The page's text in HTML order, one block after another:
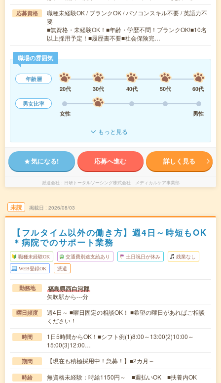
応募資格
職種未経験OK / ブランクOK / パソコンスキル不要 / 英語力不
要
■無資格・未経験OK！■年齢・学歴不問！ブランクOK!■10名
以上採用予定！■履歴書不要■社会保険完…
職場の雰囲気
年齢層
20代
30代 40代 50代
60代
男女比率
女性
男性
もっと見る
気になる! 応募へ進む 詳しく見る
派遣会社 日研トータルソーシング株式会社 メディカルケア事業部
未読 掲載日 2026/08/03
【フルタイム以外の働き方】週4日～時短もOK
＊病院でのサポート業務
職種未経験OK 交通費別途支給あり 土日祝日が休み 残業なし
WEB登録OK 派遣
勤務地 福島県西白河郡
矢吹駅から---分
曜日頻度
週4日～ ■曜日固定の相談OK！ ■希望の曜日があればご相談
ください！
時間
1日5時間からOK！■シフト例(1)8:00～13:00(2)10:00～
15:00(3)12:00…
期間 【現在も積極採用中！急募！】■2カ月～
時給 無資格未経験：時給1150円～ ■週払いOK ■扶養内OK